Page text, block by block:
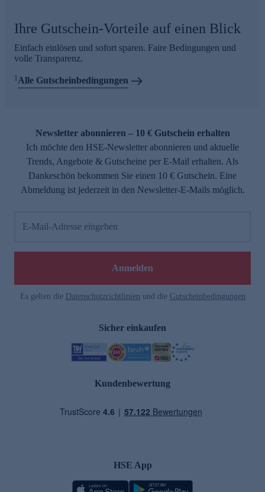
Ihre Gutschein-Vorteile auf einen Blick
Einfach einlösen und sofort sparen. Faire Bedingungen und
volle Transparenz.
1Alle Gutscheinbedingungen
Newsletter abonnieren – 10 € Gutschein erhalten
Ich möchte den HSE-Newsletter abonnieren und aktuelle
Trends, Angebote & Gutscheine per E-Mail erhalten. Als
Dankeschön bekommen Sie einen 10 € Gutschein. Eine
Abmeldung ist jederzeit in den Newsletter-E-Mails möglich.
E-Mail-Adresse eingeben
Anmelden
Es gelten die Datenschutzrichtlinien und die Gutscheinbedingungen
Sicher einkaufen
Kundenbewertung
HSE App